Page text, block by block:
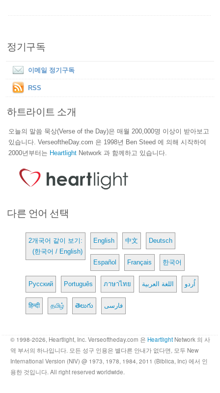
정기구독
이메일 정기구독
RSS
하트라이트 소개
오늘의 말씀 묵상(Verse of the Day)은 매월 200,000명 이상이 받아보고
있습니다. VerseoftheDay.com 은 1998년 Ben Steed 에 의해 시작하여
2000년부터는 Heartlight Network 과 함께하고 있습니다.
다른 언어 선택
2개국어 같이 보기:
(한국어 / English)
English 中文 Deutsch
Español Français 한국어
Русский Português ภาษาไทย اللغة العربية اُردو
हिन्दी தமிழ் తెలుగు فارسی
© 1998-2026, Heartlight, Inc. Verseoftheday.com 은 Heartlight Network 의 사
역 부서의 하나입니다. 모든 성구 인용은 별다른 안내가 없다면, 모두 New
International Version (NIV) @ 1973, 1978, 1984, 2011 (Biblica, Inc) 에서 인
용한 것입니다. All right reserved worldwide.